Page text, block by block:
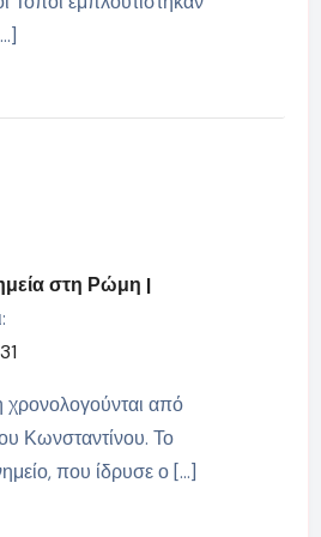
στη Ρώμη |
από
Κωνσταντίνου. Το
που ίδρυσε ο […]